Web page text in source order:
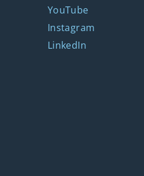
YouTube
Instagram
LinkedIn